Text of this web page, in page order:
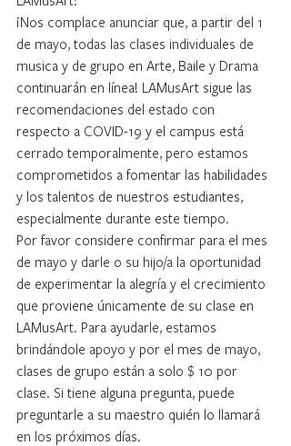
¡Nos complace anunciar que, a partir del 1
de mayo, todas las clases individuales de
musica y de grupo en Arte, Baile y Drama
continuarán en línea! LAMusArt sigue las
recomendaciones del estado con
respecto a COVID-19 y el campus está
cerrado temporalmente, pero estamos
comprometidos a fomentar las habilidades
y los talentos de nuestros estudiantes,
especialmente durante este tiempo.
Por favor considere confirmar para el mes
de mayo y darle o su hijo/a la oportunidad
de experimentar la alegría y el crecimiento
que proviene únicamente de su clase en
LAMusArt. Para ayudarle, estamos
brindándole apoyo y por el mes de mayo,
clases de grupo están a solo $ 10 por
clase. Si tiene alguna pregunta, puede
preguntarle a su maestro quién lo llamará
en los próximos días.